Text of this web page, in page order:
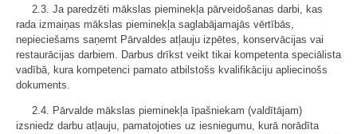
2.3. Ja paredzēti mākslas pieminekļa pārveidošanas darbi, kas
rada izmaiņas mākslas pieminekļa saglabājamajās vērtībās,
nepieciešams saņemt Pārvaldes atļauju izpētes, konservācijas vai
restaurācijas darbiem. Darbus drīkst veikt tikai kompetenta speciālista
vadībā, kura kompetenci pamato atbilstošs kvalifikāciju apliecinošs
dokuments.
2.4. Pārvalde mākslas pieminekļa īpašniekam (valdītājam)
izsniedz darbu atļauju, pamatojoties uz iesniegumu, kurā norādīta